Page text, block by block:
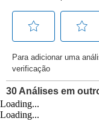
Loading...
Loading...